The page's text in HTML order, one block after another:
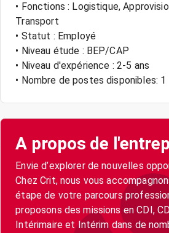
• Fonctions : Logistique,
Transport
• Statut : Employé
• Niveau étude : BEP/CAP
• Niveau d'expérience : 2-5 ans
• Nombre de postes disponibles: 1
A propos de
Envie d’explorer de nouvelles
Chez Crit, nous vous
étape de votre parcours
proposons des missions en CDI,
Intérimaire et Intérim dans de